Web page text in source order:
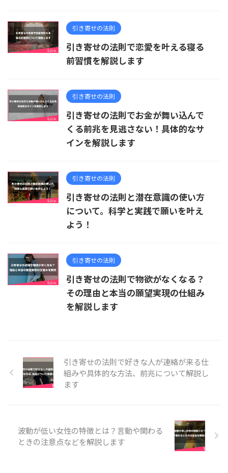
引き寄せの法則
引き寄せの法則で恋愛を叶える寝る
前習慣を解説します
引き寄せの法則
引き寄せの法則でお金が舞い込んで
くる前兆を見逃さない！具体的なサ
インを解説します
引き寄せの法則
引き寄せの法則と潜在意識の使い方
について。科学と実践で願いを叶え
よう！
引き寄せの法則
引き寄せの法則で物欲がなくなる？
その理由と本当の願望実現の仕組み
を解説します
引き寄せの法則で好きな人が連絡が来る仕
組みや具体的な方法、前兆について解説し
ます
波動が低い女性の特徴とは？言動や関わる
ときの注意点などを解説します